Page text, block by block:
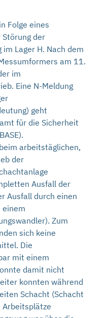
Folge eines
Störung der
Lager H. Nach dem
am 11.
im
Eine N-Meldung
geht
für die Sicherheit
arbeitstäglichen,
der
Ausfall der
Ausfall durch einen
einem
Zum
sich keine
Die
mit einem
damit nicht
konnten während
Schacht (Schacht
Arbeitsplätze